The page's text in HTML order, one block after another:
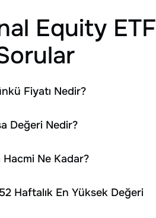
Equity ETF
Fiyatı Nedir?
Değeri Nedir?
Ne Kadar?
Haftalık En Yüksek Değeri